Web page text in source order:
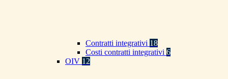
Contratti integrativi 18
Costi contratti integrativi 6
OIV 12